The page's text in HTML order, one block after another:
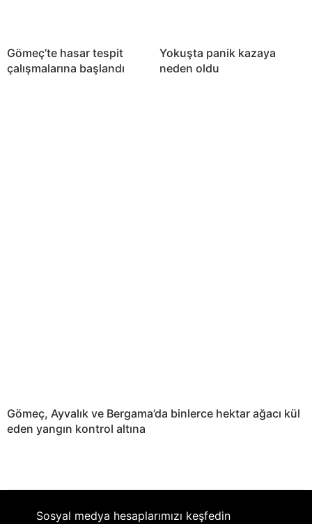
Gömeç’te hasar tespit
çalışmalarına başlandı
Yokuşta panik kazaya
neden oldu
Gömeç, Ayvalık ve Bergama’da binlerce hektar ağacı kül
eden yangın kontrol altına
Sosyal medya hesaplarımızı keşfedin